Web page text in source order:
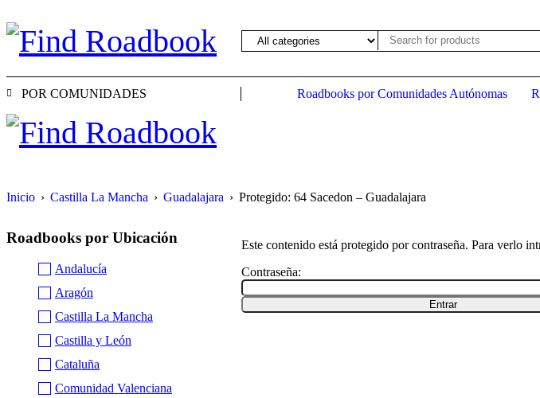
POR COMUNIDADES Roadbooks por Comunidades Autónomas
Inicio › Castilla La Mancha › Guadalajara › Protegido: 64 Sacedon – Guadalajara
Roadbooks por Ubicación
Andalucía
Aragón
Castilla La Mancha
Castilla y León
Cataluña
Comunidad Valenciana
Este contenido está protegido por contraseña. Para verlo
Contraseña: